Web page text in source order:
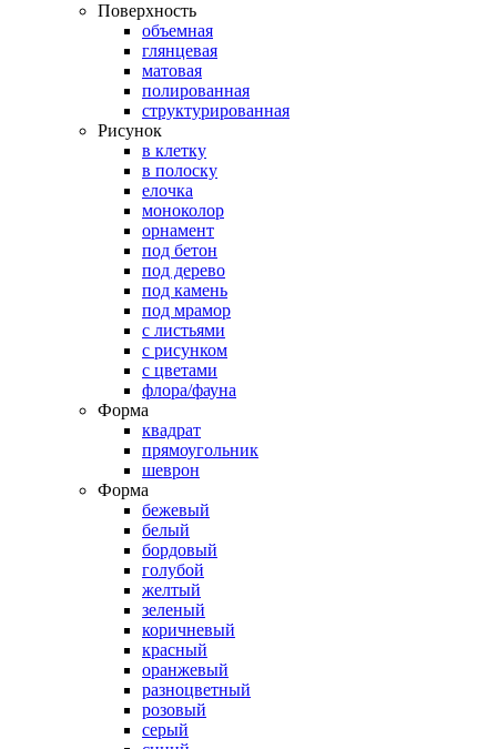
Поверхность
объемная
глянцевая
матовая
полированная
структурированная
Рисунок
в клетку
в полоску
елочка
моноколор
орнамент
под бетон
под дерево
под камень
под мрамор
с листьями
с рисунком
с цветами
флора/фауна
Форма
квадрат
прямоугольник
шеврон
Форма
бежевый
белый
бордовый
голубой
желтый
зеленый
коричневый
красный
оранжевый
разноцветный
розовый
серый